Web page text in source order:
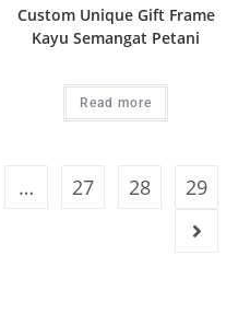
Custom Unique Gift Frame
Kayu Semangat Petani
Read more
… 27 28 29